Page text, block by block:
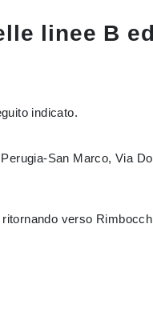
linee B
indicato.
San Marco, Via
verso